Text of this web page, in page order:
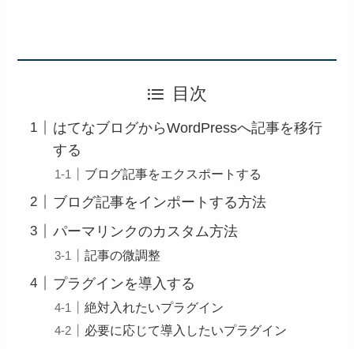
目次
はてなブログからWordPressへ記事を移行
する
ブログ記事をエクスポートする
ブログ記事をインポートする方法
パーマリンクのカスタム方法
記事の微調整
プラグインを導入する
絶対入れたいプラグイン
必要に応じて導入したいプラグイン